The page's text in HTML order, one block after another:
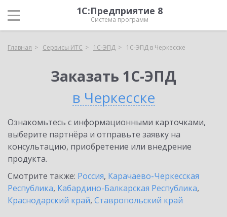
1С:Предприятие 8
Система программ
Главная Сервисы ИТС 1С-ЭПД 1С-ЭПД в Черкесске
Заказать 1С-ЭПД
в Черкесске
Ознакомьтесь с информационными карточками,
выберите партнёра и отправьте заявку на
консультацию, приобретение или внедрение
продукта.
Смотрите также: Россия, Карачаево-Черкесская
Республика, Кабардино-Балкарская Республика,
Краснодарский край, Ставропольский край